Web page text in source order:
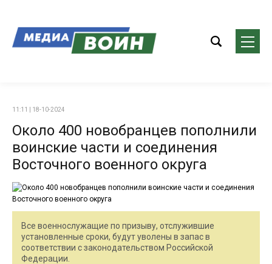
11:11 | 18-10-2024
Около 400 новобранцев пополнили
воинские части и соединения
Восточного военного округа
Все военнослужащие по призыву, отслужившие
установленные сроки, будут уволены в запас в
соответствии с законодательством Российской
Федерации.